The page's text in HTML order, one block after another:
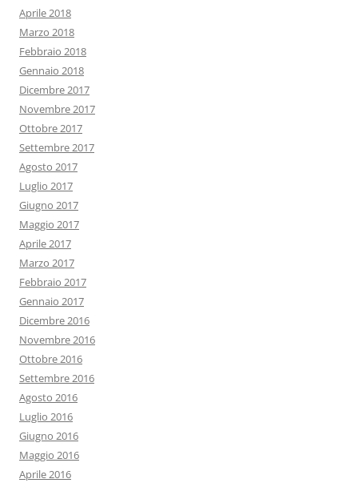
Aprile 2018
Marzo 2018
Febbraio 2018
Gennaio 2018
Dicembre 2017
Novembre 2017
Ottobre 2017
Settembre 2017
Agosto 2017
Luglio 2017
Giugno 2017
Maggio 2017
Aprile 2017
Marzo 2017
Febbraio 2017
Gennaio 2017
Dicembre 2016
Novembre 2016
Ottobre 2016
Settembre 2016
Agosto 2016
Luglio 2016
Giugno 2016
Maggio 2016
Aprile 2016